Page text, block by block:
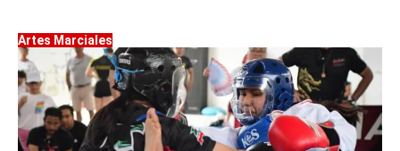
Artes Marciales